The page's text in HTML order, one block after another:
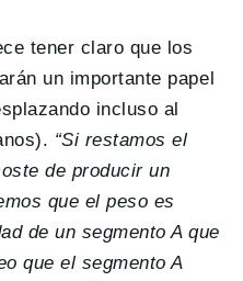
tener claro que los
un importante papel
incluso al
“Si restamos el
de producir un
que el peso es
de un segmento A que
que el segmento A